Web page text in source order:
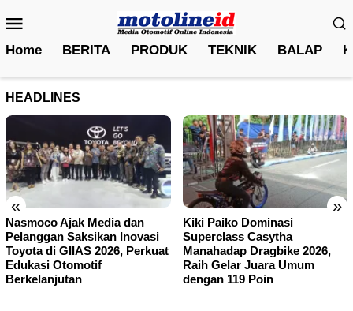
to
contentMenu
Home BERITA PRODUK TEKNIK BALAP
HEADLINES
« »
Nasmoco Ajak Media dan
Pelanggan Saksikan Inovasi
Toyota di GIIAS 2026, Perkuat
Edukasi Otomotif
Berkelanjutan
Kiki Paiko Dominasi
Superclass Casytha
Manahadap Dragbike 2026,
Raih Gelar Juara Umum
dengan 119 Poin